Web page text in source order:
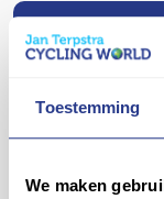
Toestemming
We maken
Daarom
aan
Plan je
Vragen
graag te woord!